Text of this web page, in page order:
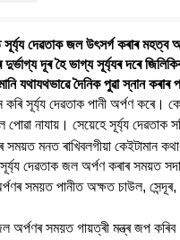
সূৰ্য্য দেৱতাক জল উৎসৰ্গ কৰাৰ
দূৰ হৈভাগ্যসূৰ্য্যৰ দৰে
যথাযথভাৱে দৈনিক পুৱা স্নান
সূৰ্য্য দেৱতাক পানী অৰ্পণ কৰে।
নাযায়। সেয়েহে সূৰ্য্য দেৱতাক
সময়ত মনত ৰাখিবলগীয়া কেইটামান
দেৱতাক জল অৰ্পণ কৰাৰ সময়ত
সময়ত পানীত অক্ষত চাউল,
অৰ্পণৰ সময়ত গায়ত্ৰী মন্ত্ৰ জপ